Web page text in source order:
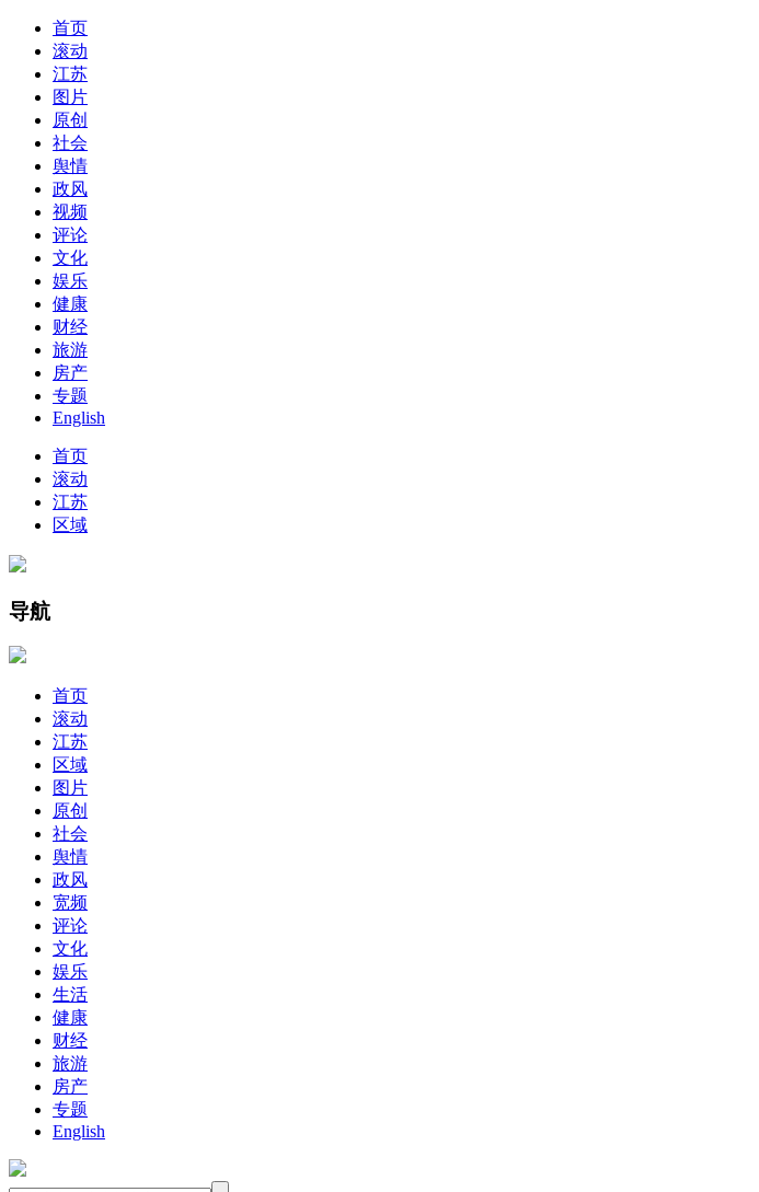
首页
滚动
江苏
图片
原创
社会
舆情
政风
视频
评论
文化
娱乐
健康
财经
旅游
房产
专题
English
首页
滚动
江苏
区域
导航
首页
滚动
江苏
区域
图片
原创
社会
舆情
政风
宽频
评论
文化
娱乐
生活
健康
财经
旅游
房产
专题
English